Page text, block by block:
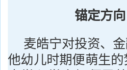
锚定方
麦皓宁对投资、
他幼儿时期便萌生